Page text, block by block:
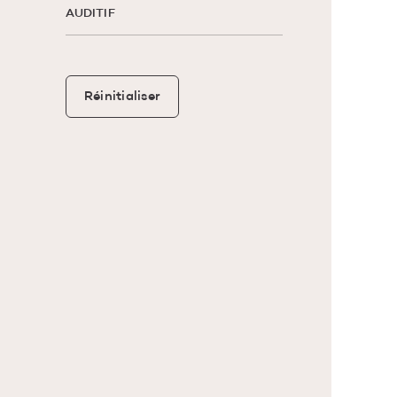
AUDITIF
Réinitialiser